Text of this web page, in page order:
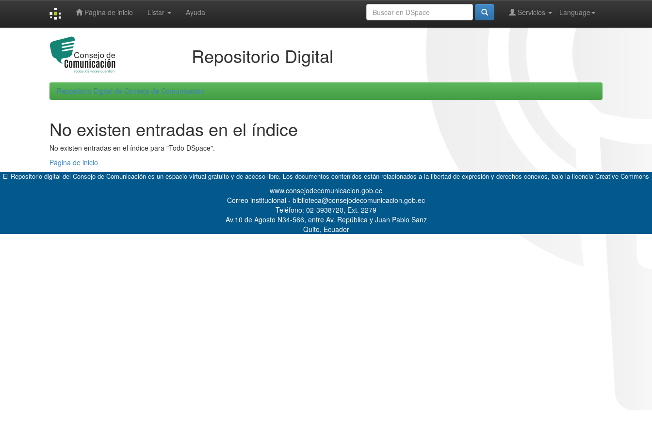
Página de inicio Listar Ayuda Language
Servicios
Repositorio Digital
Repositorio Digital de Consejo de Comunicacion
No existen entradas en el índice
No existen entradas en el índice para "Todo DSpace".
Página de inicio
El Repositorio digital del Consejo de Comunicación es un espacio virtual gratuito y de acceso libre. Los documentos contenidos están relacionados a la libertad de expresión y derechos conexos, bajo la licencia Creative Commons
www.consejodecomunicacion.gob.ec
Correo institucional - biblioteca@consejodecomunicacion.gob.ec
Teléfono: 02-3938720, Ext. 2279
Av.10 de Agosto N34-566, entre Av. República y Juan Pablo Sanz
Quito, Ecuador